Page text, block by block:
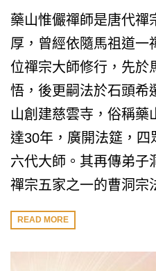
藥山惟儼禪師是唐代禪
厚，曾經依隨馬祖道一
位禪宗大師修行，先於
悟，後更嗣法於石頭希
山創建慈雲寺，俗稱藥
達30年，廣開法筵，
六代大師。其再傳弟子
禪宗五家之一的曹洞宗
READ MORE